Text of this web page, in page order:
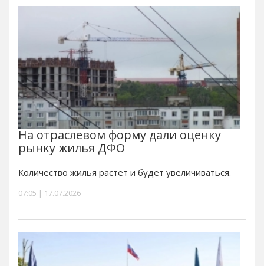
На отраслевом форму дали оценку
рынку жилья ДФО
Количество жилья растет и будет увеличиваться.
07:05 | 17.07.2026